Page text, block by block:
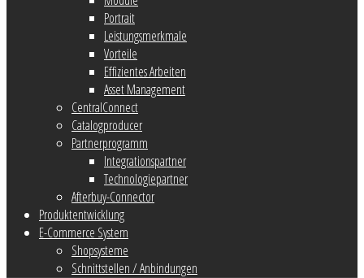
Portrait
Leistungsmerkmale
Vorteile
Effizientes Arbeiten
Asset Management
CentralConnect
Catalogproducer
Partnerprogramm
Integrationspartner
Technologiepartner
Afterbuy-Connector
Produktentwicklung
E-Commerce System
Shopsysteme
Schnittstellen / Anbindungen